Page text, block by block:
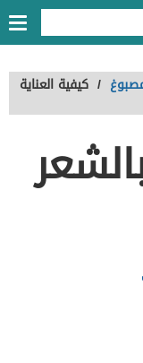
/ كيفية العناية